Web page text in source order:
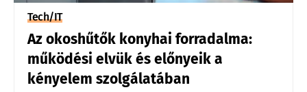
Tech/IT
Az okoshűtők konyhai forradalma:
működési elvük és előnyeik a
kényelem szolgálatában